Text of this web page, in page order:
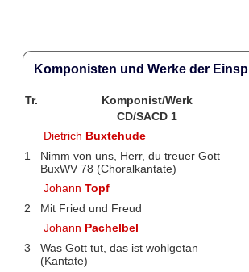
Komponisten und Werke der
Tr. Komponist/Werk
CD/SACD 1
Dietrich Buxtehude
1
Nimm von uns, Herr, du treuer Gott
BuxWV 78 (Choralkantate)
JohannTopf
2
Mit Fried und Freud
Johann Pachelbel
3
Was Gott tut, das ist wohlgetan
(Kantate)